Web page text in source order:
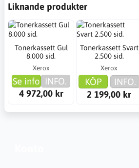
Liknande produkter
Tonerkassett Gul
8.000 sid.
Xerox
Se info INFO.
4 972,00 kr
Tonerkassett Svart
2.500 sid.
Xerox
KÖP
INFO.
2 199,00 kr